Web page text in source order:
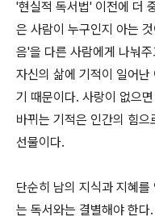
'현실적 독서법' 이전에 더
은 사람이 누구인지 아는
음'을 다른 사람에게 나눠
자신의 삶에 기적이 일어
기 때문이다. 사랑이 없으
바뀌는 기적은 인간의 힘
선물이다.
단순히 남의 지식과 지혜
는 독서와는 결별해야 한